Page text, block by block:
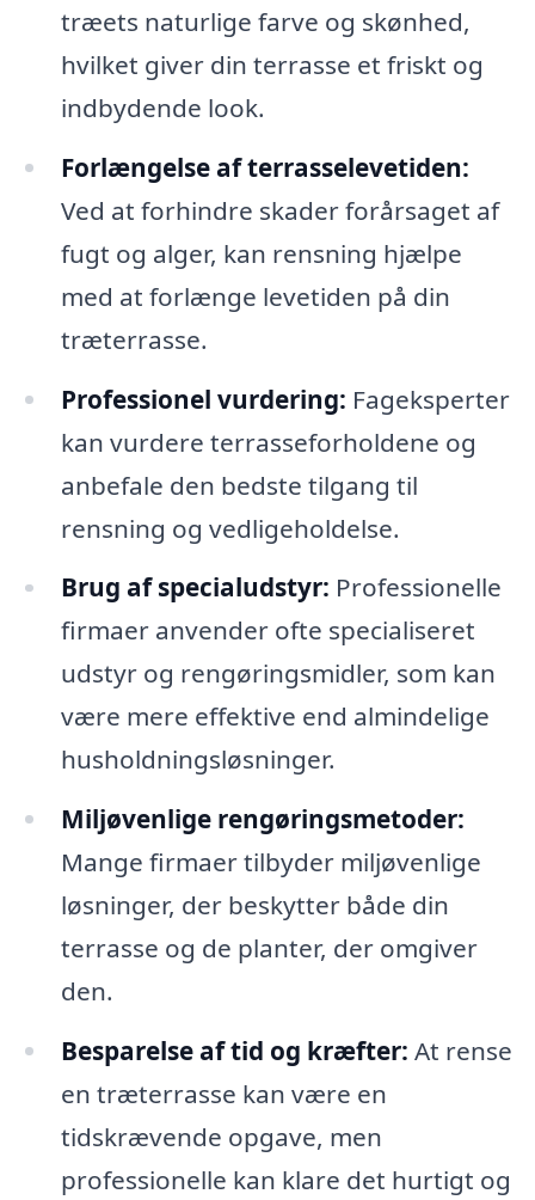
træets naturlige farve og skønhed,
hvilket giver din terrasse et friskt og
indbydende look.
Forlængelse af terrasselevetiden:
Ved at forhindre skader forårsaget af
fugt og alger, kan rensning hjælpe
med at forlænge levetiden på din
træterrasse.
Professionel vurdering: Fageksperter
kan vurdere terrasseforholdene og
anbefale den bedste tilgang til
rensning og vedligeholdelse.
Brug af specialudstyr: Professionelle
firmaer anvender ofte specialiseret
udstyr og rengøringsmidler, som kan
være mere effektive end almindelige
husholdningsløsninger.
Miljøvenlige rengøringsmetoder:
Mange firmaer tilbyder miljøvenlige
løsninger, der beskytter både din
terrasse og de planter, der omgiver
den.
Besparelse af tid og kræfter: At rense
en træterrasse kan være en
tidskrævende opgave, men
professionelle kan klare det hurtigt og